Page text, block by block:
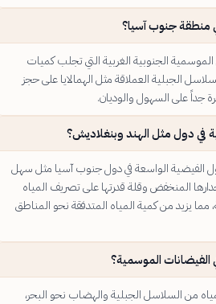
منطقة جنوب آسيا؟
الجنوبية الغربية التي تجلب كميات
الجبلية العملاقة مثل الهمالايا على حجز
جداً على السهول والوديان.
في دول مثل الهند وبنغلاديش؟
الفيضية الواسعة في دول جنوب آسيا مثل سهل
المنخفض وقلة قدرتها على تصريف المياه
مما يزيد من كمية المياه المتدفقة نحو المناطق
في الفيضانات الموسمية؟
من السلاسل الجبلية والهضاب نحو البحر،